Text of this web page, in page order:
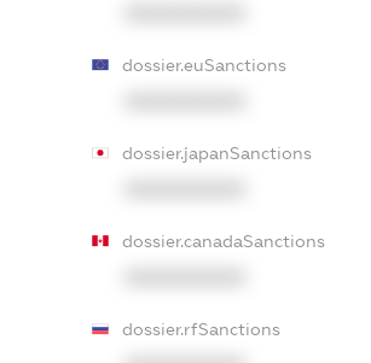
dossier.euSanctions
dossier.japanSanctions
dossier.canadaSanctions
dossier.rfSanctions